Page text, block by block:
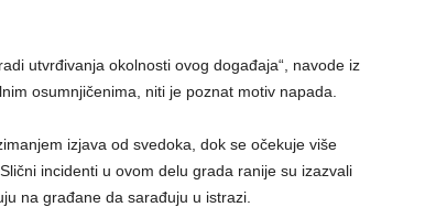
utvrđivanja okolnosti ovog događaja“, navode iz
osumnjičenima, niti je poznat motiv napada.
izjava od svedoka, dok se očekuje više
incidenti u ovom delu grada ranije su izazvali
na građane da sarađuju u istrazi.